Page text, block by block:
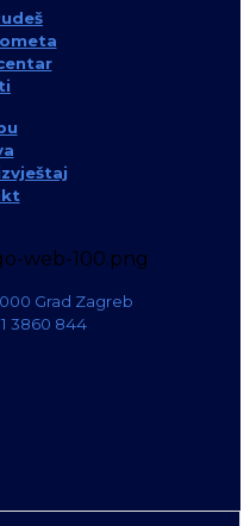
Grad Zagreb
3860 844